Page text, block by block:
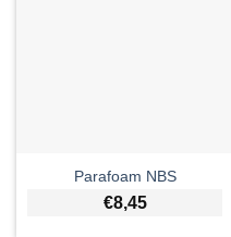
Parafoam NBS
€8,45